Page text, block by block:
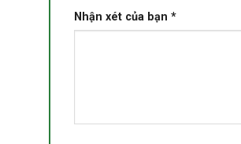
Nhận xét của bạn *